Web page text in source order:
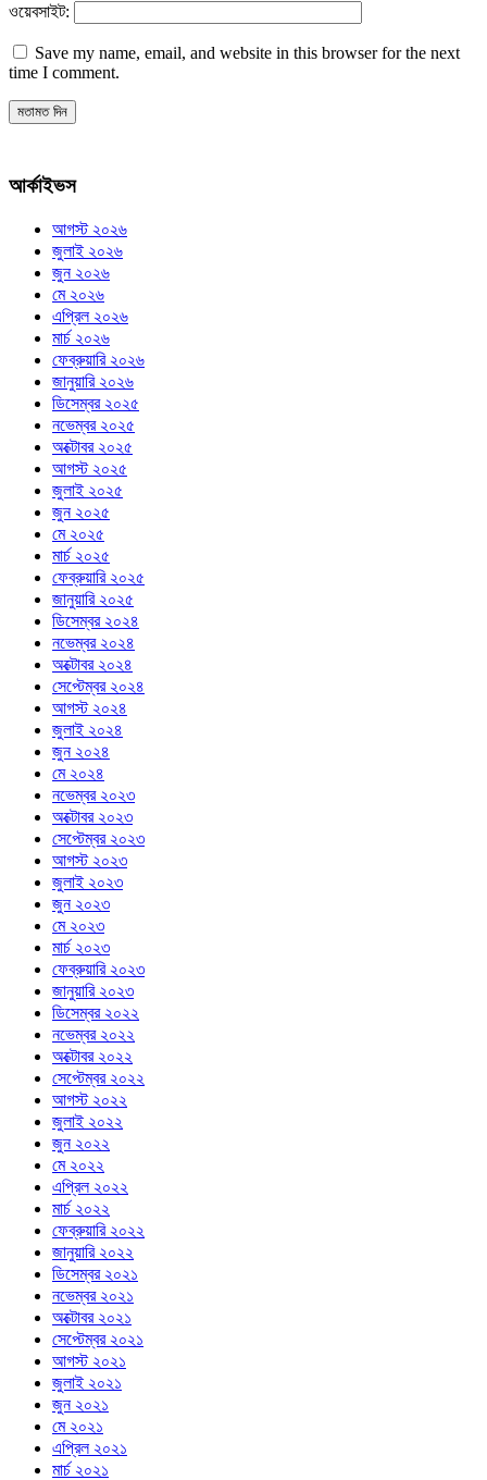
ওয়েবসাইট:
Save my name, email, and website in this browser for the next
time I comment.
আর্কাইভস
আগস্ট ২০২৬
জুলাই ২০২৬
জুন ২০২৬
মে ২০২৬
এপ্রিল ২০২৬
মার্চ ২০২৬
ফেব্রুয়ারি ২০২৬
জানুয়ারি ২০২৬
ডিসেম্বর ২০২৫
নভেম্বর ২০২৫
অক্টোবর ২০২৫
আগস্ট ২০২৫
জুলাই ২০২৫
জুন ২০২৫
মে ২০২৫
মার্চ ২০২৫
ফেব্রুয়ারি ২০২৫
জানুয়ারি ২০২৫
ডিসেম্বর ২০২৪
নভেম্বর ২০২৪
অক্টোবর ২০২৪
সেপ্টেম্বর ২০২৪
আগস্ট ২০২৪
জুলাই ২০২৪
জুন ২০২৪
মে ২০২৪
নভেম্বর ২০২৩
অক্টোবর ২০২৩
সেপ্টেম্বর ২০২৩
আগস্ট ২০২৩
জুলাই ২০২৩
জুন ২০২৩
মে ২০২৩
মার্চ ২০২৩
ফেব্রুয়ারি ২০২৩
জানুয়ারি ২০২৩
ডিসেম্বর ২০২২
নভেম্বর ২০২২
অক্টোবর ২০২২
সেপ্টেম্বর ২০২২
আগস্ট ২০২২
জুলাই ২০২২
জুন ২০২২
মে ২০২২
এপ্রিল ২০২২
মার্চ ২০২২
ফেব্রুয়ারি ২০২২
জানুয়ারি ২০২২
ডিসেম্বর ২০২১
নভেম্বর ২০২১
অক্টোবর ২০২১
সেপ্টেম্বর ২০২১
আগস্ট ২০২১
জুলাই ২০২১
জুন ২০২১
মে ২০২১
এপ্রিল ২০২১
মার্চ ২০২১